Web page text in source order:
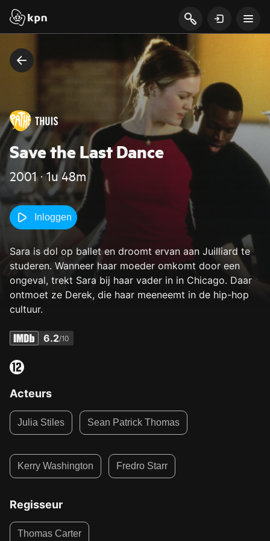
Save the Last Dance
2001 ‧ 1u 48m
Inloggen
Sara is dol op ballet en droomt ervan aan Juilliard te
studeren. Wanneer haar moeder omkomt door een
ongeval, trekt Sara bij haar vader in in Chicago. Daar
ontmoet ze Derek, die haar meeneemt in de hip-hop
cultuur.
6.2/10
Acteurs
Julia Stiles Sean Patrick Thomas
Kerry Washington Fredro Starr
Regisseur
Thomas Carter